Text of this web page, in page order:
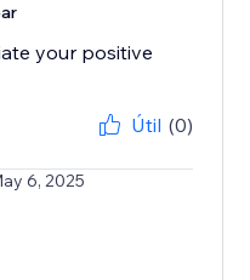
your positive
Útil (0)
6, 2025